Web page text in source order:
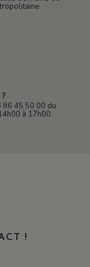
86 45 50 00 du
à 17h00.
!